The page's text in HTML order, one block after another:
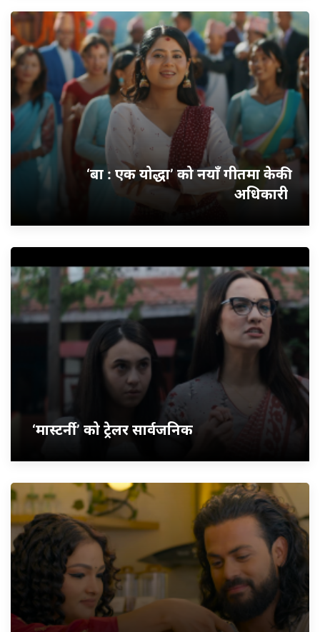
‘बा : एक योद्धा’ को नयाँ गीतमा केकी
अधिकारी
‘मास्टर्नी’ को ट्रेलर सार्वजनिक